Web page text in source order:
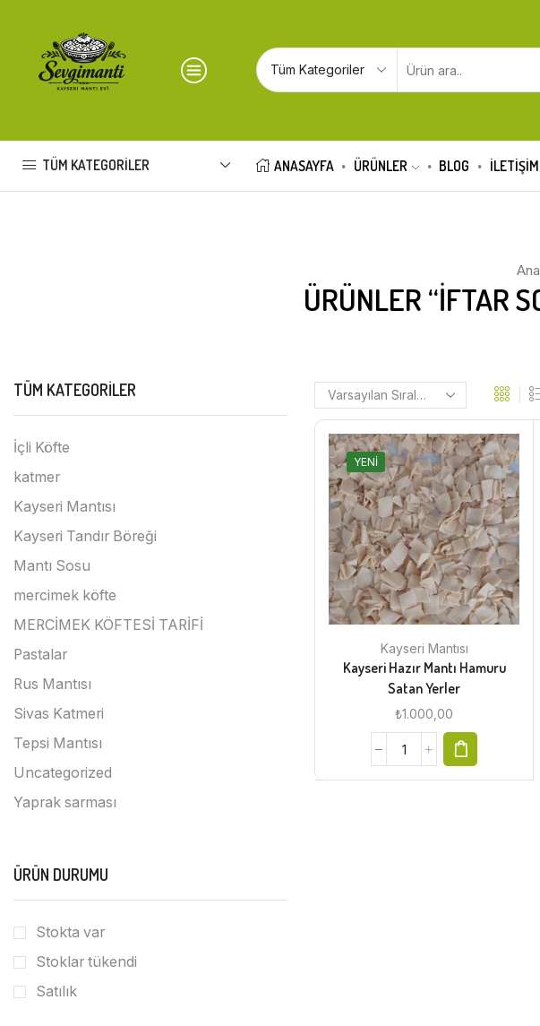
TÜM KATEGORILER ANASAYFA ÜRÜNLER BLOG İLETİŞİM
ÜRÜNLER “İFTAR
YENI
Kayseri Mantısı
Kayseri Hazır Mantı Hamuru
Satan Yerler
₺1.000,00
TÜM KATEGORILER
İçli Köfte
katmer
Kayseri Mantısı
Kayseri Tandır Böreği
Mantı Sosu
mercimek köfte
MERCİMEK KÖFTESİ TARİFİ
Pastalar
Rus Mantısı
Sivas Katmeri
Tepsi Mantısı
Uncategorized
Yaprak sarması
ÜRÜN DURUMU
Stokta var
Stoklar tükendi
Satılık